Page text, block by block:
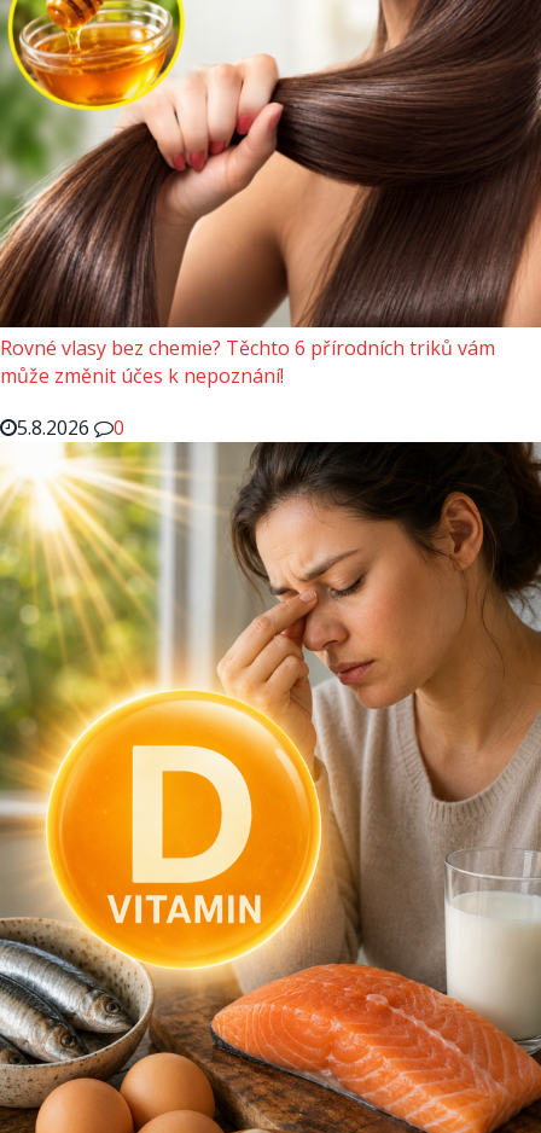
Rovné vlasy bez chemie? Těchto 6 přírodních triků vám
může změnit účes k nepoznání!
5.8.2026
0